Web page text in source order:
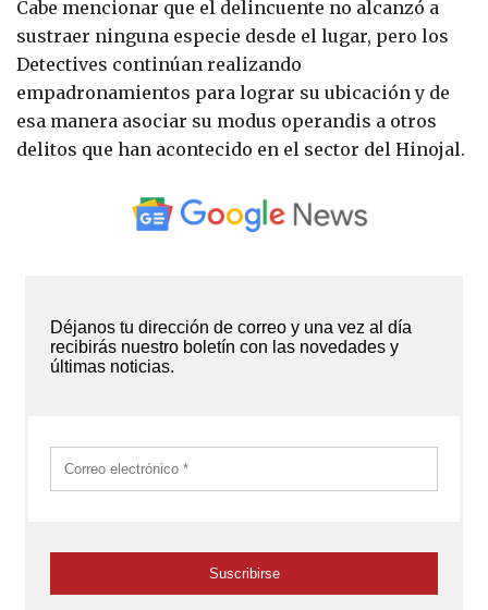
Cabe mencionar que el delincuente no alcanzó a
sustraer ninguna especie desde el lugar, pero los
Detectives continúan realizando
empadronamientos para lograr su ubicación y de
esa manera asociar su modus operandis a otros
delitos que han acontecido en el sector del Hinojal.